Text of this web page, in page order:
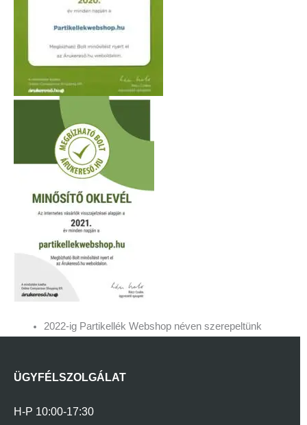
2022-ig Partikellék Webshop néven szerepeltünk
ÜGYFÉLSZOLGÁLAT
H-P 10:00-17:30